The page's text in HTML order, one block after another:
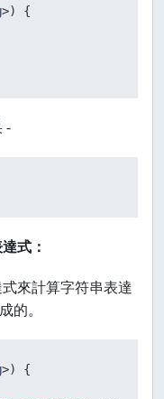
>)
{
-
式：
來計算字符串表達
的。
>)
{